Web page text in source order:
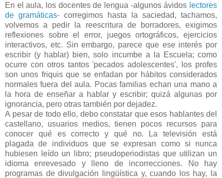
En el aula, los docentes de lengua -algunos ávidos lectores
de gramáticas- corregimos hasta la saciedad, tachamos,
volvemos a pedir la reescritura de borradores, exigimos
reflexiones sobre el error, juegos ortográficos, ejercicios
interactivos, etc. Sin embargo, parece que ese interés por
escribir (y hablar) bien, solo incumbe a la Escuela; como
ocurre con otros tantos 'pecados adolescentes', los profes
son unos friquis que se enfadan por hábitos considerados
normales fuera del aula. Pocas familias echan una mano a
la hora de enseñar a hablar y escribir; quizá algunas por
ignorancia, pero otras también por dejadez.
A pesar de todo ello, debo constatar que esos hablantes del
castellano, usuarios medios, tienen pocos recursos para
conocer qué es correcto y qué no. La televisión está
plagada de individuos que se expresan como si nunca
hubiesen leído un libro; pseudoperiodistas que utilizan un
idioma enrevesado y lleno de incorrecciones. No hay
programas de divulgación lingüística y, cuando los hay, la